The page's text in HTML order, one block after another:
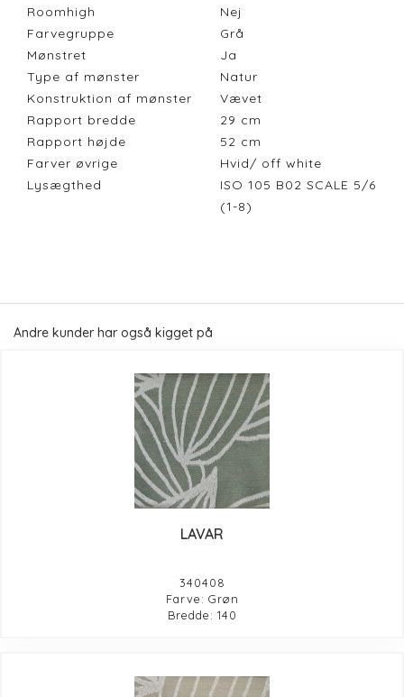
Roomhigh
Nej
Farvegruppe
Grå
Mønstret
Ja
Type af mønster
Natur
Konstruktion af mønster
Vævet
Rapport bredde
29 cm
Rapport højde
52 cm
Farver øvrige
Hvid/ off white
Lysægthed
ISO 105 B02 SCALE 5/6
(1-8)
Andre kunder har også kigget på
LAVAR
340408
Farve: Grøn
Bredde: 140